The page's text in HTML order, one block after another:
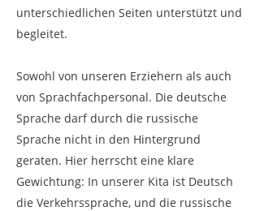
unterschiedlichen Seiten unterstützt und
begleitet.
Sowohl von unseren Erziehern als auch
von Sprachfachpersonal. Die deutsche
Sprache darf durch die russische
Sprache nicht in den Hintergrund
geraten. Hier herrscht eine klare
Gewichtung: In unserer Kita ist Deutsch
die Verkehrssprache, und die russische